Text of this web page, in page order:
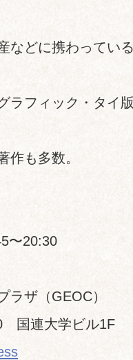
などに携わってい
ラフィック・タイ
作も多数。
〜20:30
ラザ（GEOC）
国連大学ビル1F